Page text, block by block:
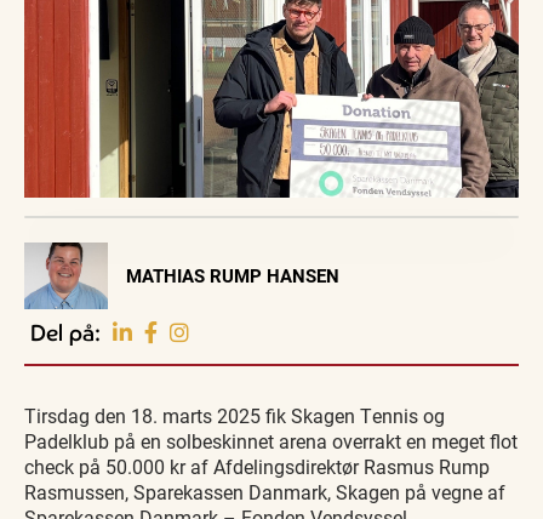
Visit Vendsyssel
EVENTKALENDER
Oplev events i
Vendsyssel
Se events
Guidede ture
Skagen
med
Bedford
bussen
fra 1937
Guidede ture
Bedford
bussen
fra 1937
8. aug.
Familie
søsiden
med
Tunø
8. aug.
MATHIAS RUMP HANSEN
Del på:
Tirsdag den 18. marts 2025 fik Skagen Tennis og
Padelklub på en solbeskinnet arena overrakt en meget flot
check på 50.000 kr af Afdelingsdirektør Rasmus Rump
Rasmussen, Sparekassen Danmark, Skagen på vegne af